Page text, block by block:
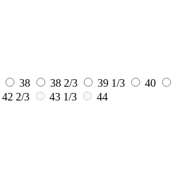
38 38 2/3 39 1/3
40
42 2/3 43 1/3
44